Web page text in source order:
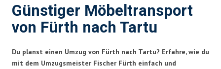
Günstiger Möbeltransport
von Fürth nach Tartu
Du planst einen Umzug von Fürth nach Tartu? Erfahre, wie du
mit dem Umzugsmeister Fischer Fürth einfach und